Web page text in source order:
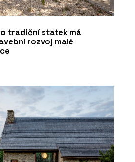
tradiční statek má
rozvoj malé